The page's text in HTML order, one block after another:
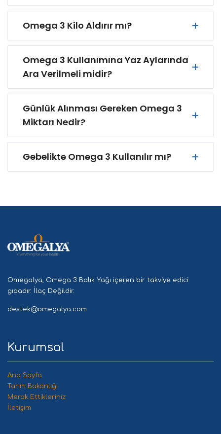
Omega 3 Kilo Aldırır mı?
Omega 3 Kullanımına Yaz Aylarında
Ara Verilmeli midir?
Günlük Alınması Gereken Omega 3
Miktarı Nedir?
Gebelikte Omega 3 Kullanılır mı?
Omegalya, Omega 3 Balık Yağı içeren bir takviye edici
gıdadır. İlaç Değildir.
destek@omegalya.com
Kurumsal
Ana Sayfa
Tarım Bakanlığı
Merak Ettikleriniz
İletişim